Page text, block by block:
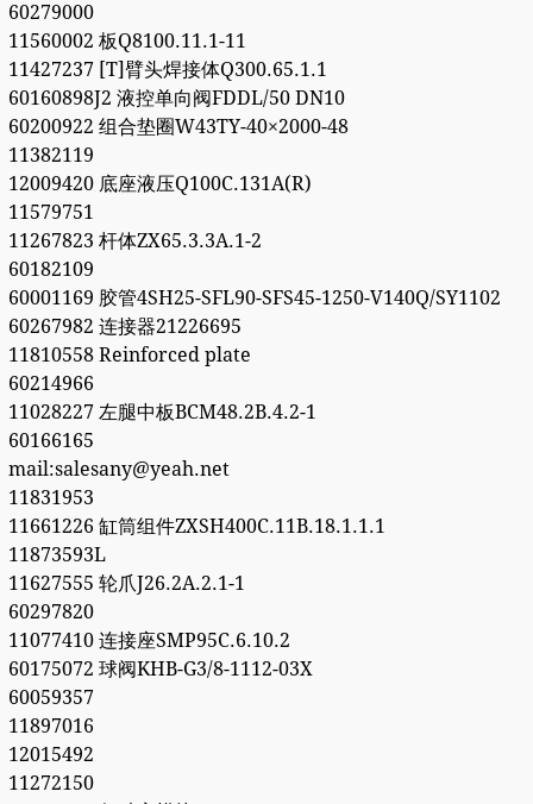
60279000
11560002 板Q8100.11.1-11
11427237 [T]臂头焊接体Q300.65.1.1
60160898J2 液控单向阀FDDL/50 DN10
60200922 组合垫圈W43TY-40×2000-48
11382119
12009420 底座液压Q100C.131A(R)
11579751
11267823 杆体ZX65.3.3A.1-2
60182109
60001169 胶管4SH25-SFL90-SFS45-1250-V140Q/SY1102
60267982 连接器21226695
11810558 Reinforced plate
60214966
11028227 左腿中板BCM48.2B.4.2-1
60166165
mail:salesany@yeah.net
11831953
11661226 缸筒组件ZXSH400C.11B.18.1.1.1
11873593L
11627555 轮爪J26.2A.2.1-1
60297820
11077410 连接座SMP95C.6.10.2
60175072 球阀KHB-G3/8-1112-03X
60059357
11897016
12015492
11272150